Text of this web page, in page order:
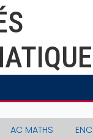
AC MATHS